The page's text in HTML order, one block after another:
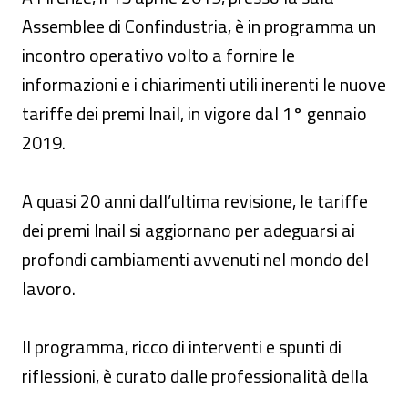
Assemblee di Confindustria, è in programma un
incontro operativo volto a fornire le
informazioni e i chiarimenti utili inerenti le nuove
tariffe dei premi Inail, in vigore dal 1° gennaio
2019.
A quasi 20 anni dall’ultima revisione, le tariffe
dei premi Inail si aggiornano per adeguarsi ai
profondi cambiamenti avvenuti nel mondo del
lavoro.
Il programma, ricco di interventi e spunti di
riflessioni, è curato dalle professionalità della